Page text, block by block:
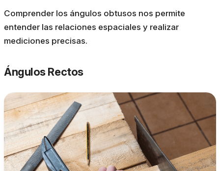
Comprender los ángulos obtusos nos permite
entender las relaciones espaciales y realizar
mediciones precisas.
Ángulos Rectos